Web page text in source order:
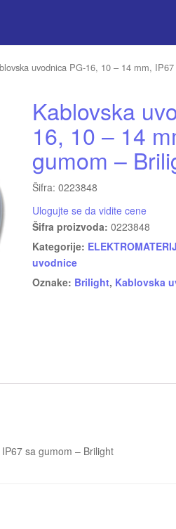
uvodnica PG-16, 10 – 14 mm,
Kablovska
16, 10 – 14
gumom –
Šifra: 0223848
Ulogujte se da vidite cene
Šifra proizvoda: 0223848
Kategorije:
uvodnice
Oznake: Brilight, Kablovska
sa gumom – Brilight